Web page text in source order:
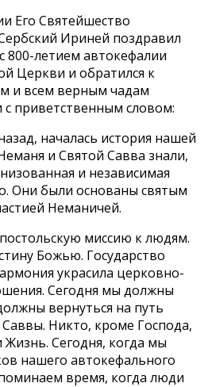
Его Святейшество
Ириней поздравил
800-летием автокефалии
Церкви и обратился к
и всем верным чадам
приветственным словом:
началась история нашей
и Святой Савва знали,
и независимая
Они были основаны святым
Неманичей.
миссию к людям.
Божью. Государство
украсила церковно-
Сегодня мы должны
вернуться на путь
Саввы. Никто, кроме Господа,
Жизнь. Сегодня, когда мы
нашего автокефального
время, когда люди